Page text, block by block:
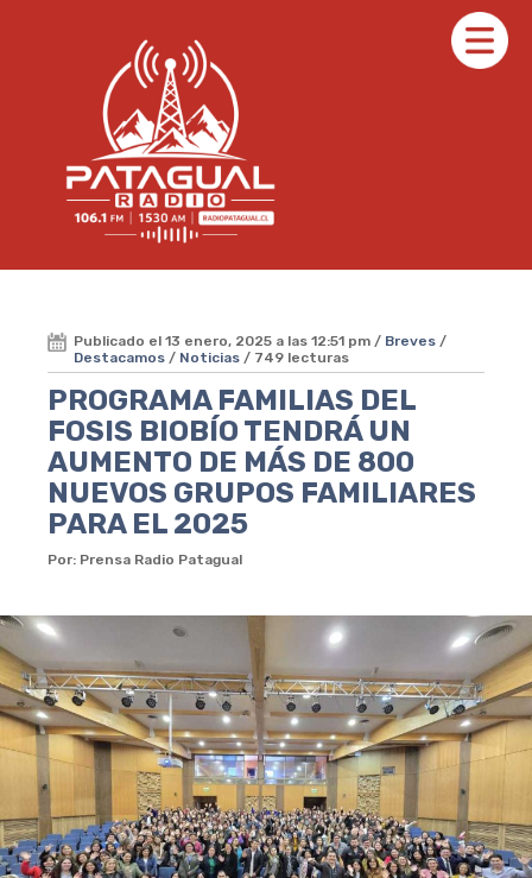
Publicado el 13 enero, 2025 a las 12:51 pm / Breves /
Destacamos / Noticias / 749 lecturas
PROGRAMA FAMILIAS DEL
FOSIS BIOBÍO TENDRÁ UN
AUMENTO DE MÁS DE 800
NUEVOS GRUPOS FAMILIARES
PARA EL 2025
Por: Prensa Radio Patagual